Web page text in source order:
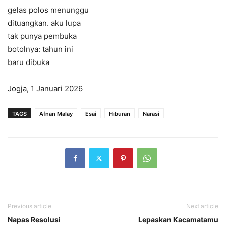
gelas polos menunggu
dituangkan. aku lupa
tak punya pembuka
botolnya: tahun ini
baru dibuka
Jogja, 1 Januari 2026
TAGS Afnan Malay Esai Hiburan Narasi
Previous article
Napas Resolusi
Next article
Lepaskan Kacamatamu